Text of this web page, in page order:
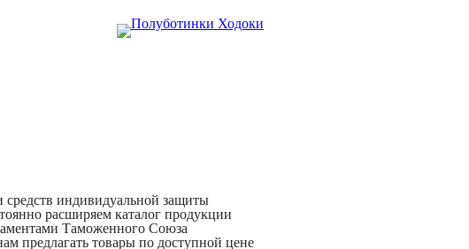
средств индивидуальной защиты
расширяем каталог продукции
Таможенного Союза
предлагать товары по доступной цене